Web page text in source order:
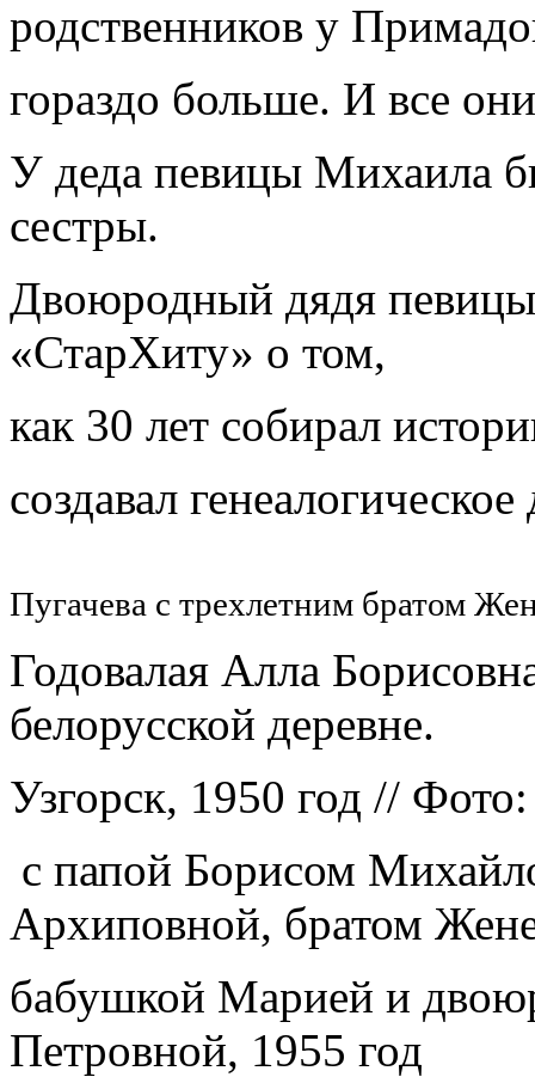
родственников у
гораздо больше. И все
У деда певицы Михаила
сестры.
Двоюродный дядя
«СтарХиту» о том,
как 30 лет собирал
создавал
Пугачева с трехлетним братом
Годовалая Алла
белорусской деревне.
Узгорск, 1950 год //
с папой Борисом
Архиповной, братом
бабушкой Марией и
Петровной, 1955 год